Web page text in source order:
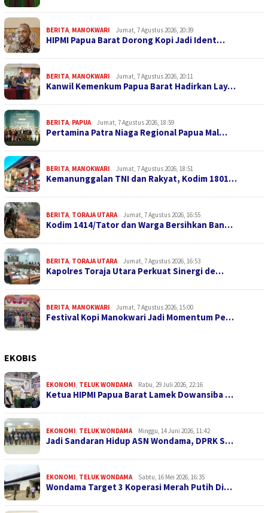
BERITA MANOKWARI Jumat, 7 Agustus 2026, 20:39
HIPMI Papua Barat Dorong Kopi Jadi Ident…
BERITA MANOKWARI Jumat, 7 Agustus 2026, 20:11
Kanwil Kemenkum Papua Barat Hadirkan Lay…
BERITA PAPUA Jumat, 7 Agustus 2026, 18:59
Pertamina Patra Niaga Regional Papua Mal…
BERITA MANOKWARI Jumat, 7 Agustus 2026, 18:51
Kemanunggalan TNI dan Rakyat, Kodim 1801…
BERITA TORAJA UTARA Jumat, 7 Agustus 2026, 16:55
Kodim 1414/Tator dan Warga Bersihkan Ban…
BERITA TORAJA UTARA Jumat, 7 Agustus 2026, 16:53
Kapolres Toraja Utara Perkuat Sinergi de…
BERITA MANOKWARI Jumat, 7 Agustus 2026, 15:00
Festival Kopi Manokwari Jadi Momentum Pe…
EKOBIS
EKONOMI TELUK WONDAMA Rabu, 29 Juli 2026, 22:16
Ketua HIPMI Papua Barat Lamek Dowansiba …
EKONOMI TELUK WONDAMA Minggu, 14 Juni 2026, 11:42
Jadi Sandaran Hidup ASN Wondama, DPRK S…
EKONOMI TELUK WONDAMA Sabtu, 16 Mei 2026, 16:35
Wondama Target 3 Koperasi Merah Putih Di…